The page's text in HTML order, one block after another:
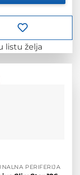
listu želja
PERIFERIJA